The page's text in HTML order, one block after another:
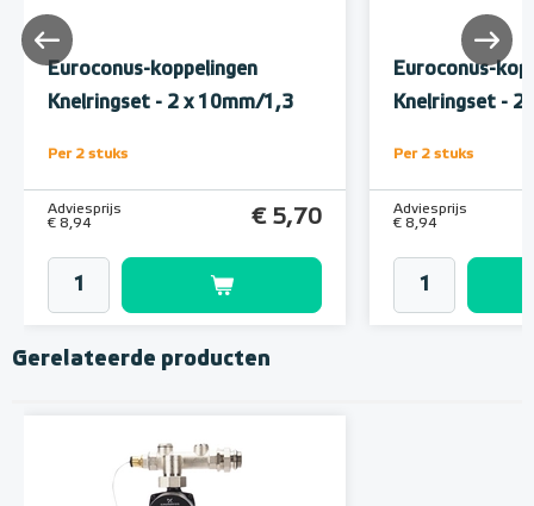
Euroconus-koppelingen
Knelringset - 2 x 10mm/1,3
Per 2 stuks
Adviesprijs
€ 8,94
€ 5,70
Euroconus-
Knelringset - 2
Per 2 stuks
Adviesprijs
€ 8,94
Gerelateerde producten